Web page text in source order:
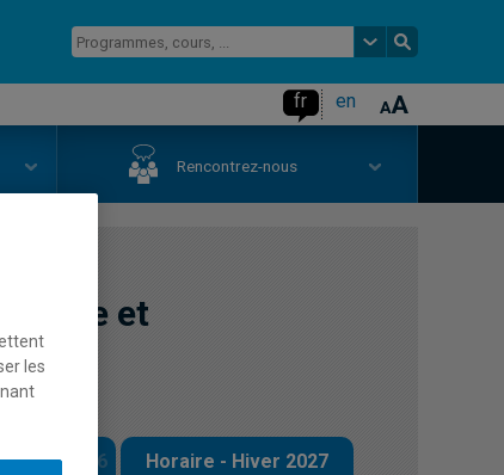
fr en
Rencontrez-nous
et
2026 Horaire - Hiver 2027
les